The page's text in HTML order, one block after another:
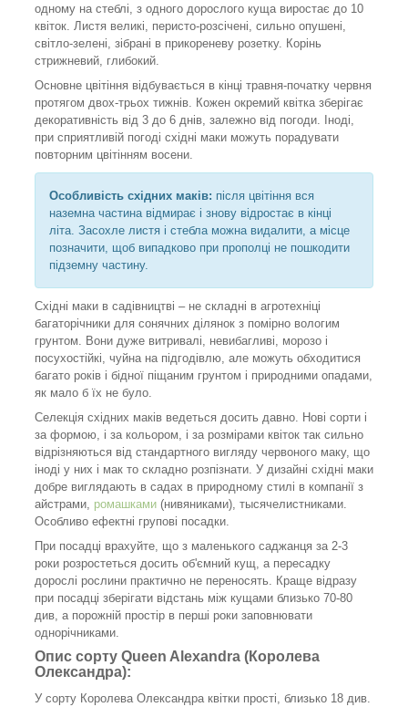
одному на стеблі, з одного дорослого куща виростає до 10
квіток. Листя великі, перисто-розсічені, сильно опушені,
світло-зелені, зібрані в прикореневу розетку. Корінь
стрижневий, глибокий.
Основне цвітіння відбувається в кінці травня-початку червня
протягом двох-трьох тижнів. Кожен окремий квітка зберігає
декоративність від 3 до 6 днів, залежно від погоди. Іноді,
при сприятливій погоді східні маки можуть порадувати
повторним цвітінням восени.
Особливість східних маків: після цвітіння вся
наземна частина відмирає і знову відростає в кінці
літа. Засохле листя і стебла можна видалити, а місце
позначити, щоб випадково при прополці не пошкодити
підземну частину.
Східні маки в садівництві – не складні в агротехніці
багаторічники для сонячних ділянок з помірно вологим
грунтом. Вони дуже витривалі, невибагливі, морозо і
посухостійкі, чуйна на підгодівлю, але можуть обходитися
багато років і бідної піщаним грунтом і природними опадами,
як мало б їх не було.
Селекція східних маків ведеться досить давно. Нові сорти і
за формою, і за кольором, і за розмірами квіток так сильно
відрізняються від стандартного вигляду червоного маку, що
іноді у них і мак то складно розпізнати. У дизайні східні маки
добре виглядають в садах в природному стилі в компанії з
айстрами, ромашками (нивяниками), тысячелистниками.
Особливо ефектні групові посадки.
При посадці врахуйте, що з маленького саджанця за 2-3
роки розростеться досить об'ємний кущ, а пересадку
дорослі рослини практично не переносять. Краще відразу
при посадці зберігати відстань між кущами близько 70-80
див, а порожній простір в перші роки заповнювати
однорічниками.
Опис сорту Queen Alexandra (Королева
Олександра):
У сорту Королева Олександра квітки прості, близько 18 див.